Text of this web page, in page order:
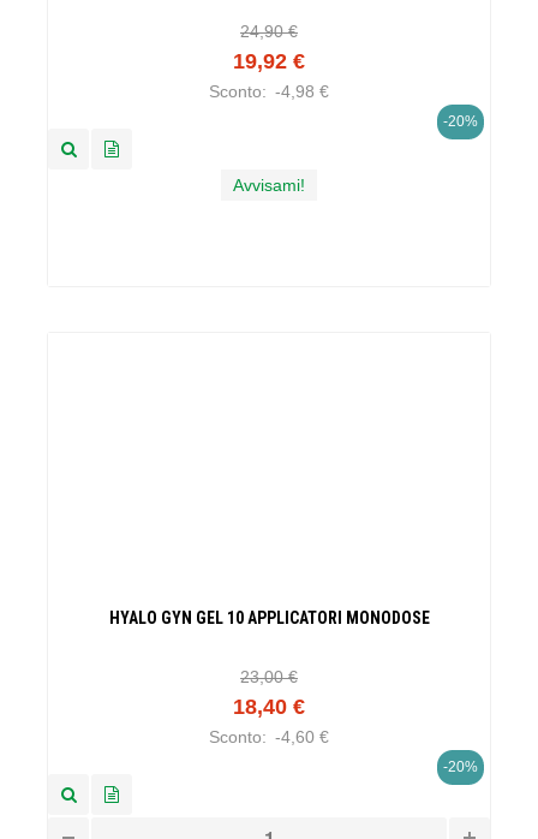
24,90 €
19,92 €
Sconto: -4,98 €
-20%
Avvisami!
HYALO GYN GEL 10 APPLICATORI MONODOSE
23,00 €
18,40 €
Sconto: -4,60 €
-20%